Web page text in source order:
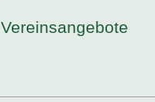
Vereinsangebote